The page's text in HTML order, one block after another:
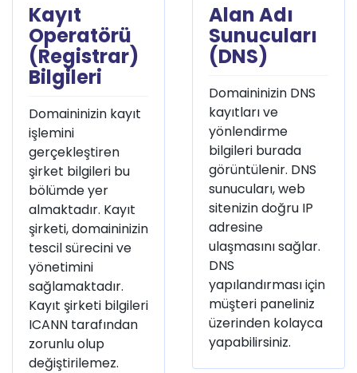
Kayıt
Operatörü
(Registrar)
Bilgileri
Domaininizin kayıt
işlemini
gerçekleştiren
şirket bilgileri bu
bölümde yer
almaktadır. Kayıt
şirketi, domaininizin
tescil sürecini ve
yönetimini
sağlamaktadır.
Kayıt şirketi bilgileri
ICANN tarafından
zorunlu olup
değiştirilemez.
Alan Adı
Sunucuları
(DNS)
Domaininizin DNS
kayıtları ve
yönlendirme
bilgileri burada
görüntülenir. DNS
sunucuları, web
sitenizin doğru IP
adresine
ulaşmasını sağlar.
DNS
yapılandırması için
müşteri paneliniz
üzerinden kolayca
yapabilirsiniz.